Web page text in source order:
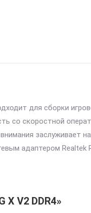
для сборки
со скоростной
заслуживает
адаптером Realtek
X V2 DDR4»